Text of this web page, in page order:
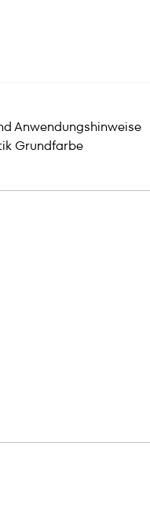
Anwendungshinweise
Grundfarbe